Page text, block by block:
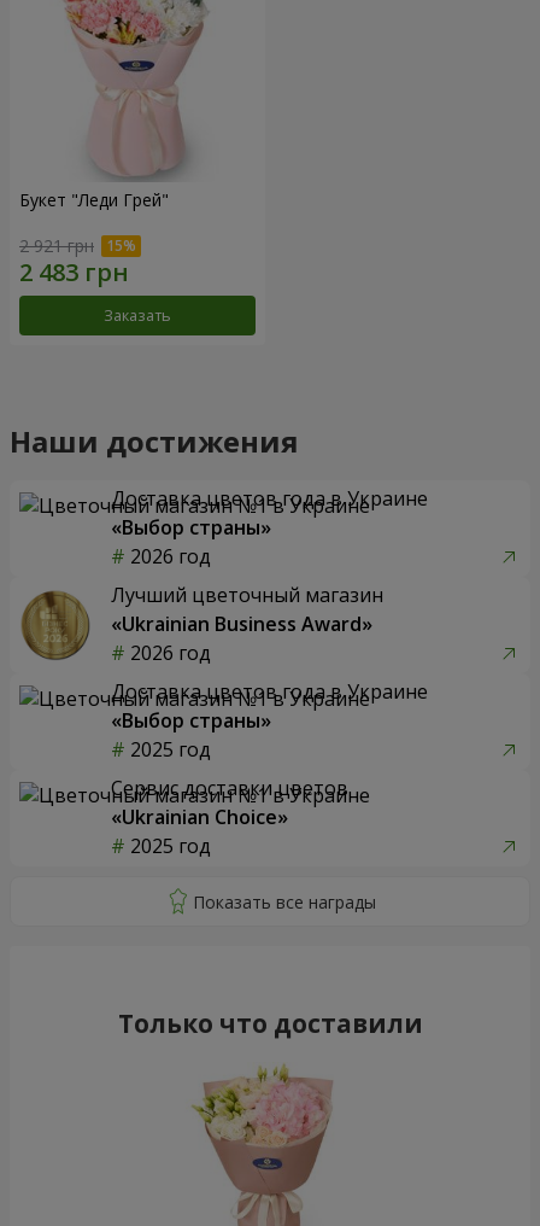
Букет "Леди Грей"
2 921 грн
Заказать
Наши достижения
Доставка цветов года в Украине
«Выбор страны»
2026 год
Лучший цветочный магазин
«Ukrainian Business Award»
2026 год
Доставка цветов года в Украине
«Выбор страны»
2025 год
Сервис доставки цветов
«Ukrainian Choice»
2025 год
Только что доставили